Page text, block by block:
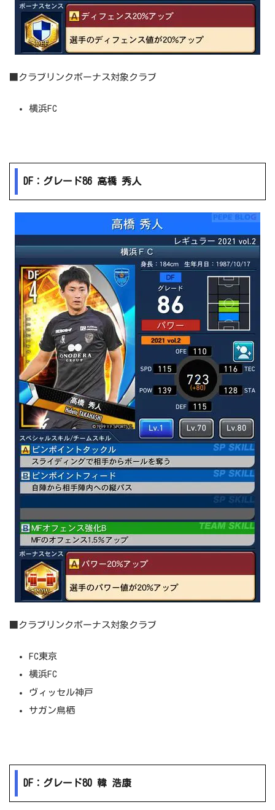
■クラブリンクボーナス対象クラブ
横浜FC
DF：グレード86 高橋 秀人
■クラブリンクボーナス対象クラブ
FC東京
横浜FC
ヴィッセル神戸
サガン鳥栖
DF：グレード80 韓 浩康